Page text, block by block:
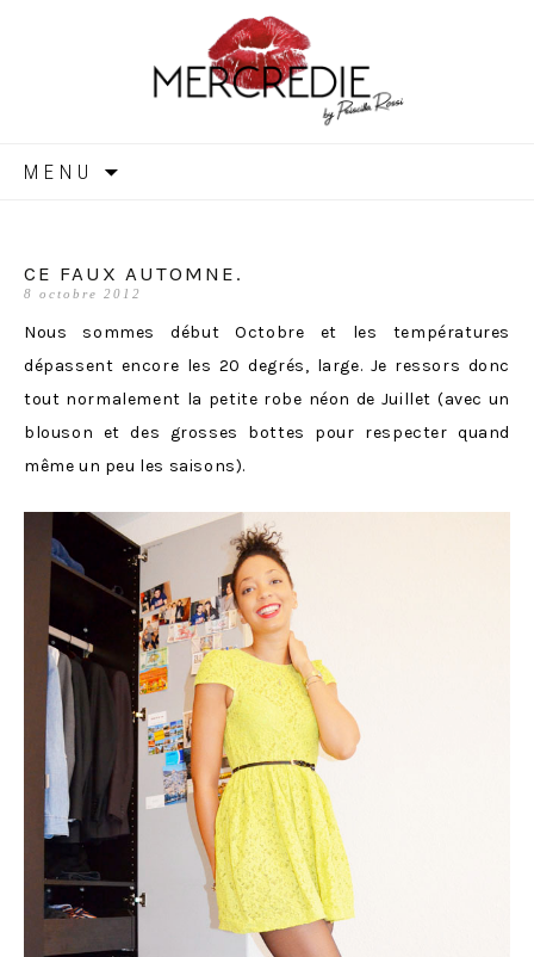
MERCREDIE
MENU
CE FAUX AUTOMNE.
8 octobre 2012
Nous sommes début Octobre et les températures
dépassent encore les 20 degrés, large. Je ressors donc
tout normalement la petite robe néon de Juillet (avec un
blouson et des grosses bottes pour respecter quand
même un peu les saisons).